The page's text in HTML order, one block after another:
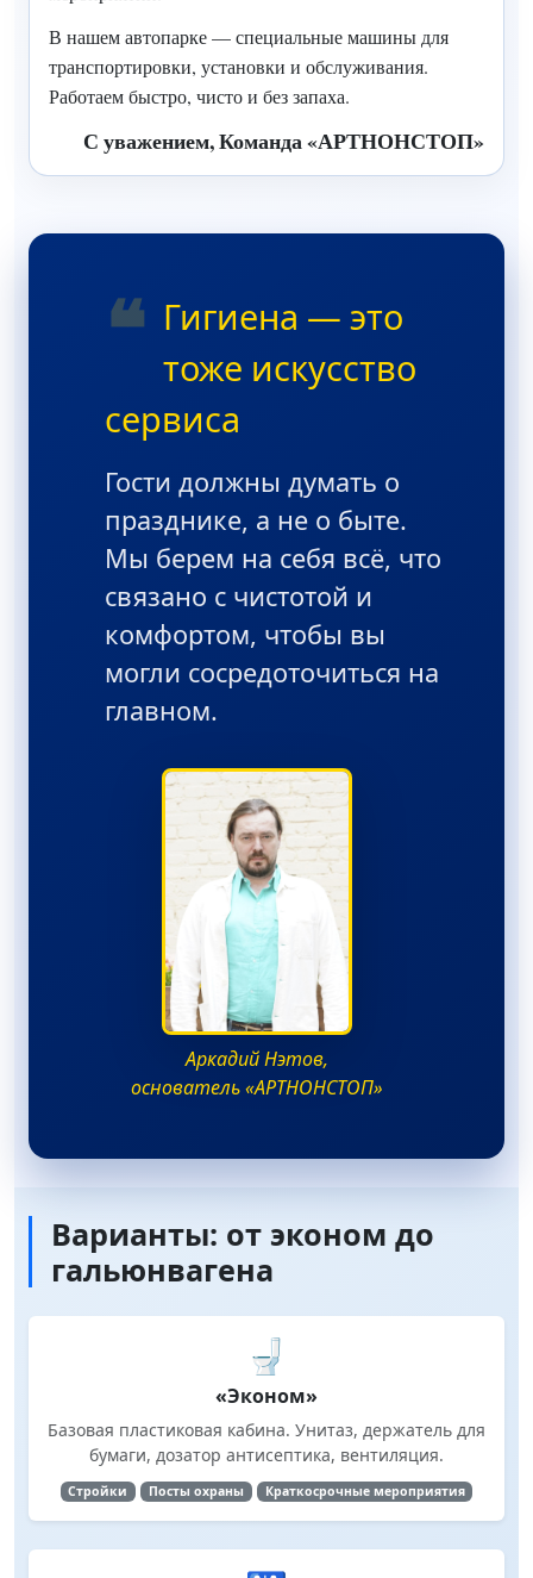
В нашем автопарке — специальные машины для
транспортировки, установки и обслуживания.
Работаем быстро, чисто и без запаха.
С уважением, Команда «АРТНОНСТОП»
❝ Гигиена — это
тоже искусство
сервиса
Гости должны думать о
празднике, а не о быте.
Мы берем на себя всё, что
связано с чистотой и
комфортом, чтобы вы
могли сосредоточиться на
главном.
Аркадий Нэтов,
основатель «АРТНОНСТОП»
Варианты: от эконом до
гальюнвагена
🚽
«Эконом»
Базовая пластиковая кабина. Унитаз, держатель для
бумаги, дозатор антисептика, вентиляция.
Стройки Посты охраны Краткосрочные мероприятия